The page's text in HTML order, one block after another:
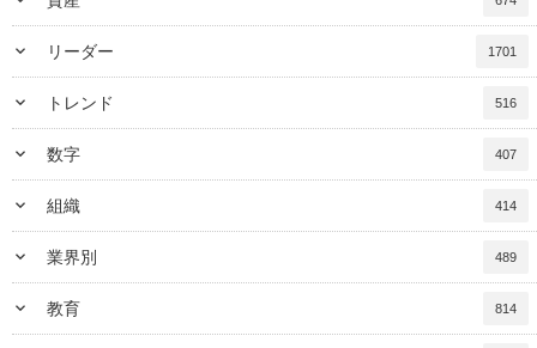
keyboard_arrow_down リーダー 1701
keyboard_arrow_down トレンド 516
keyboard_arrow_down 数字 407
keyboard_arrow_down 組織 414
keyboard_arrow_down 業界別 489
keyboard_arrow_down 教育 814